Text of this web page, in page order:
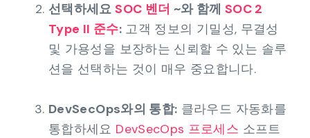
선택하세요SOC 벤더 ~와 함께 SOC 2
Type II 준수:고객 정보의 기밀성, 무결성
및 가용성을 보장하는 신뢰할 수 있는 솔루
션을 선택하는 것이 매우 중요합니다.
DevSecOps와의 통합: 클라우드 자동화를
통합하세요 DevSecOps 프로세스 소프트